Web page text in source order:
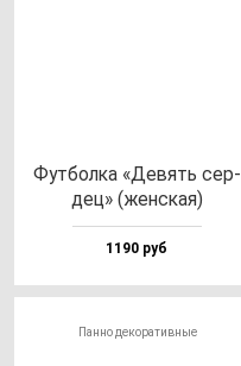
Фут­бол­ка «Девять cер­
дец» (жен­ская)
1190 руб
Панно декоративные